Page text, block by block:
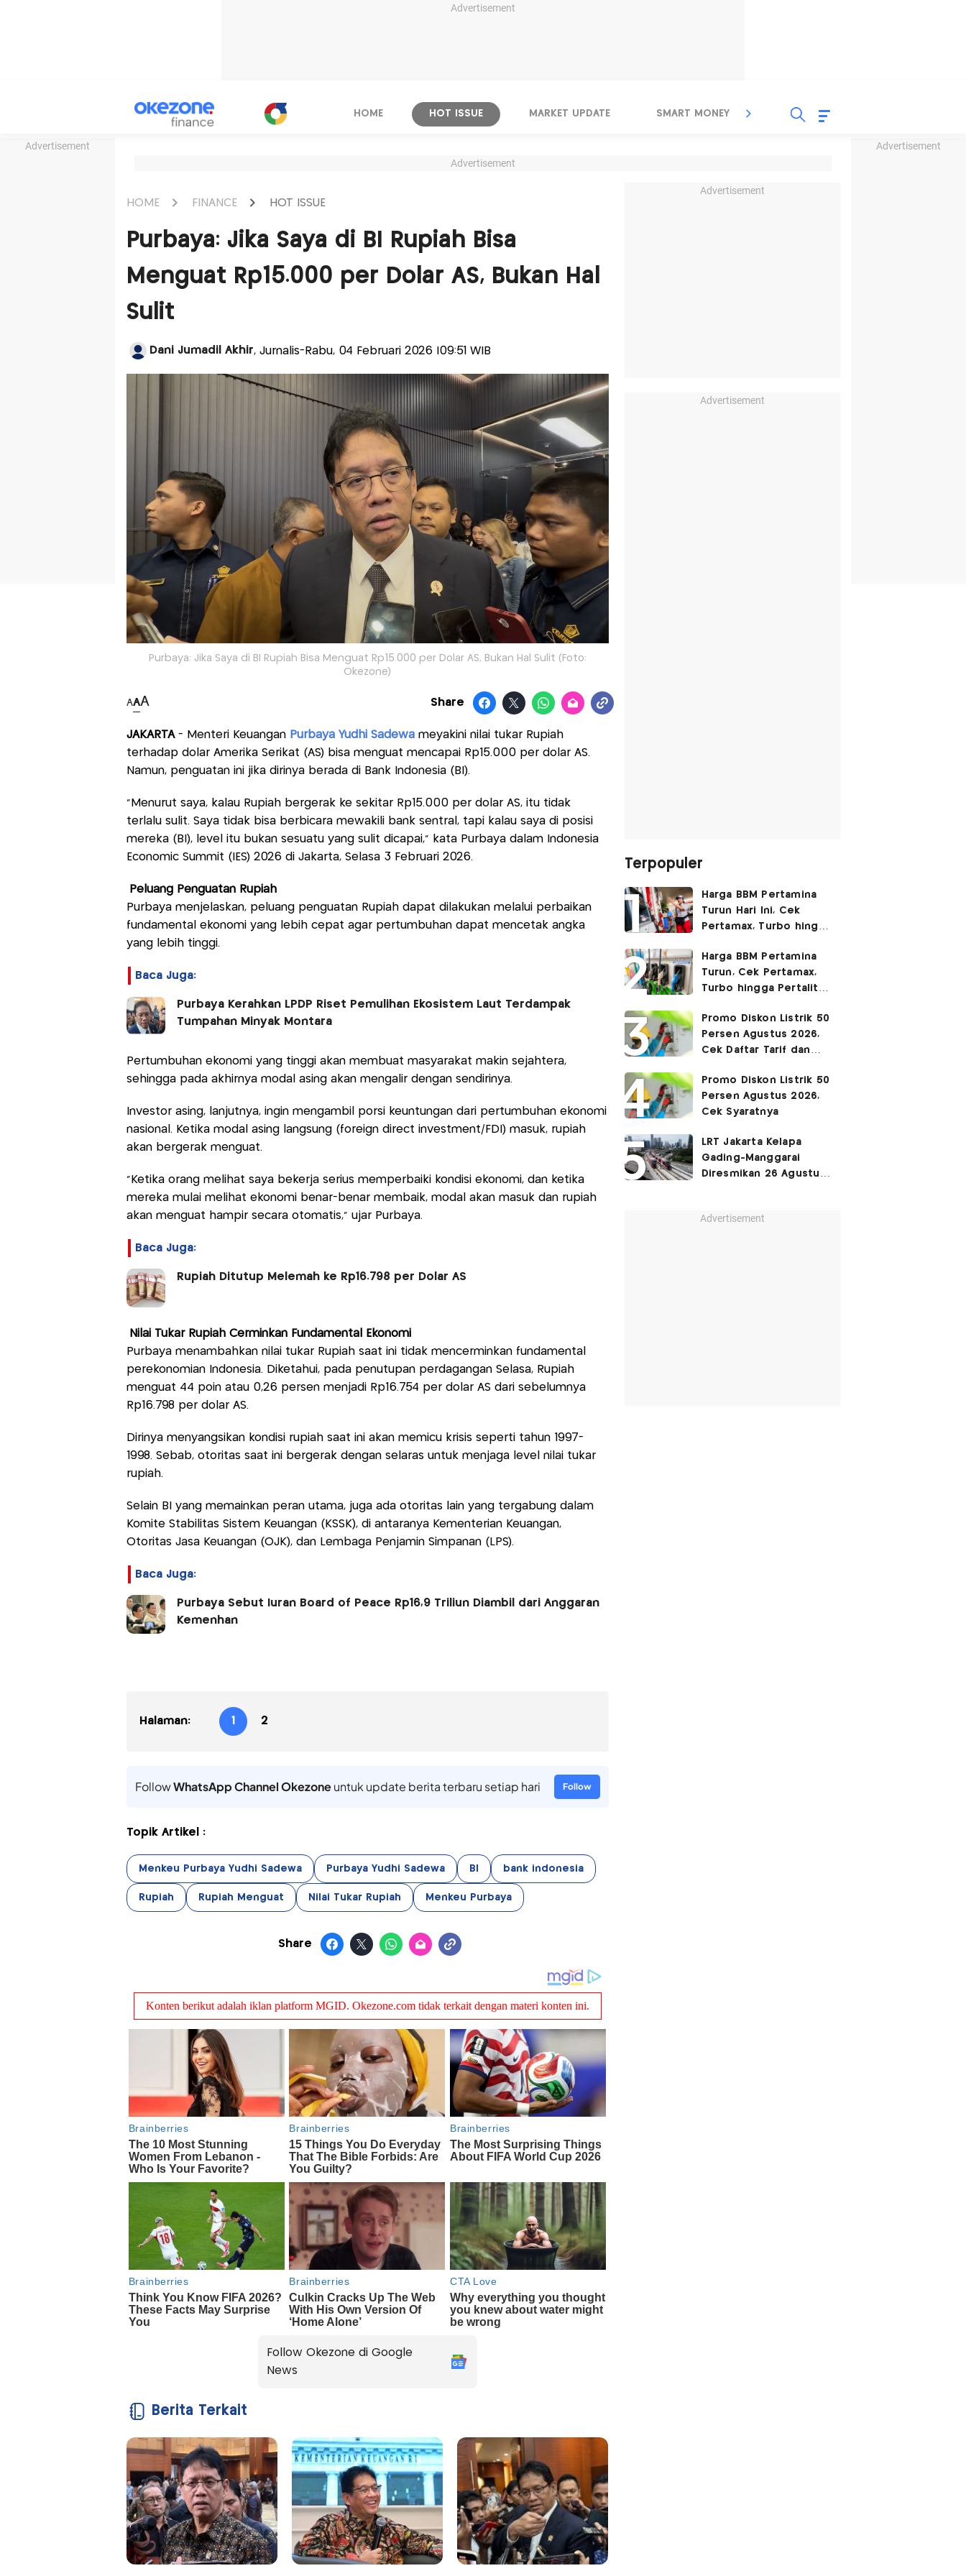
Advertisement
Advertisement Advertisement
HOME HOT ISSUE MARKET UPDATE SMART MONEY INSPIRASI BISNIS
Advertisement
HOME FINANCE HOT ISSUE
Purbaya: Jika Saya di BI Rupiah Bisa
Menguat Rp15.000 per Dolar AS, Bukan Hal
Sulit
Dani Jumadil Akhir, Jurnalis-Rabu, 04 Februari 2026 |09:51 WIB
Purbaya: Jika Saya di BI Rupiah Bisa Menguat Rp15.000 per Dolar AS, Bukan Hal Sulit (Foto:
Okezone)
AAA Share
JAKARTA- Menteri Keuangan Purbaya Yudhi Sadewameyakini nilai tukar Rupiah
terhadap dolar Amerika Serikat (AS) bisa menguat mencapai Rp15.000 per dolar AS.
Namun, penguatan ini jika dirinya berada di Bank Indonesia (BI).
"Menurut saya, kalau Rupiah bergerak ke sekitar Rp15.000 per dolar AS, itu tidak
terlalu sulit. Saya tidak bisa berbicara mewakili bank sentral, tapi kalau saya di posisi
mereka (BI), level itu bukan sesuatu yang sulit dicapai," kata Purbaya dalam Indonesia
Economic Summit (IES) 2026 di Jakarta, Selasa 3 Februari 2026.
Peluang Penguatan Rupiah
Purbaya menjelaskan, peluang penguatan Rupiah dapat dilakukan melalui perbaikan
fundamental ekonomi yang lebih cepat agar pertumbuhan dapat mencetak angka
yang lebih tinggi.
Baca Juga:
Purbaya Kerahkan LPDP Riset Pemulihan Ekosistem Laut Terdampak
Tumpahan Minyak Montara
Pertumbuhan ekonomi yang tinggi akan membuat masyarakat makin sejahtera,
sehingga pada akhirnya modal asing akan mengalir dengan sendirinya.
Investor asing, lanjutnya, ingin mengambil porsi keuntungan dari pertumbuhan ekonomi
nasional. Ketika modal asing langsung (foreign direct investment/FDI) masuk, rupiah
akan bergerak menguat.
"Ketika orang melihat saya bekerja serius memperbaiki kondisi ekonomi, dan ketika
mereka mulai melihat ekonomi benar-benar membaik, modal akan masuk dan rupiah
akan menguat hampir secara otomatis," ujar Purbaya.
Baca Juga:
Rupiah Ditutup Melemah ke Rp16.798 per Dolar AS
Nilai Tukar Rupiah Cerminkan Fundamental Ekonomi
Purbaya menambahkan nilai tukar Rupiah saat ini tidak mencerminkan fundamental
perekonomian Indonesia. Diketahui, pada penutupan perdagangan Selasa, Rupiah
menguat 44 poin atau 0,26 persen menjadi Rp16.754 per dolar AS dari sebelumnya
Rp16.798 per dolar AS.
Dirinya menyangsikan kondisi rupiah saat ini akan memicu krisis seperti tahun 1997-
1998. Sebab, otoritas saat ini bergerak dengan selaras untuk menjaga level nilai tukar
rupiah.
Selain BI yang memainkan peran utama, juga ada otoritas lain yang tergabung dalam
Komite Stabilitas Sistem Keuangan (KSSK), di antaranya Kementerian Keuangan,
Otoritas Jasa Keuangan (OJK), dan Lembaga Penjamin Simpanan (LPS).
Baca Juga:
Purbaya Sebut Iuran Board of Peace Rp16,9 Triliun Diambil dari Anggaran
Kemenhan
Halaman: 1 2
FollowWhatsApp Channel Okezoneuntuk update berita terbaru setiap hari Follow
Topik Artikel :
Menkeu Purbaya Yudhi Sadewa Purbaya Yudhi Sadewa BI bank indonesia
Rupiah Rupiah Menguat Nilai Tukar Rupiah Menkeu Purbaya
Share
Follow Okezone di Google
News
Berita Terkait
Advertisement
Advertisement
Terpopuler
Harga BBM Pertamina
Turun Hari Ini, Cek
Pertamax, Turbo hingga
2026
Harga BBM Pertamina
Turun, Cek Pertamax,
Turbo hingga Pertalite
Promo Diskon Listrik 50
Persen Agustus 2026,
Cek Daftar Tarif dan
Promo Diskon Listrik 50
Persen Agustus 2026,
Cek Syaratnya
LRT Jakarta Kelapa
Gading-Manggarai
Diresmikan 26 Agustus
Advertisement